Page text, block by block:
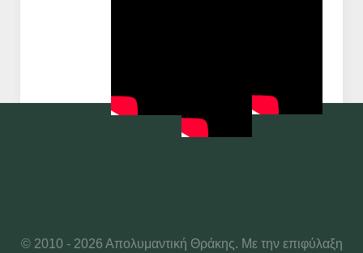
© 2010 - 2026 Απολυμαντική Θράκης. Με την επιφύλαξη